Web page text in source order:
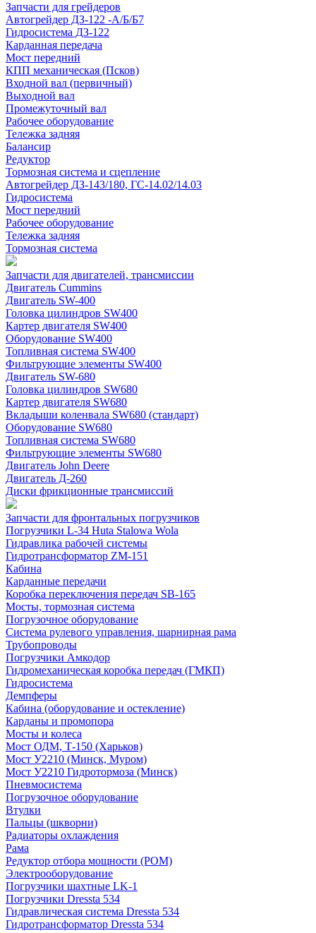
Запчасти для грейдеров
Автогрейдер ДЗ-122 -А/Б/Б7
Гидросистема ДЗ-122
Карданная передача
Мост передний
КПП механическая (Псков)
Входной вал (первичный)
Выходной вал
Промежуточный вал
Рабочее оборудование
Тележка задняя
Балансир
Редуктор
Тормозная система и сцепление
Автогрейдер ДЗ-143/180, ГС-14.02/14.03
Гидросистема
Мост передний
Рабочее оборудование
Тележка задняя
Тормозная система
Запчасти для двигателей, трансмиссии
Двигатель Cummins
Двигатель SW-400
Головка цилиндров SW400
Картер двигателя SW400
Оборудование SW400
Топливная система SW400
Фильтрующие элементы SW400
Двигатель SW-680
Головка цилиндров SW680
Картер двигателя SW680
Вкладыши коленвала SW680 (стандарт)
Оборудование SW680
Топливная система SW680
Фильтрующие элементы SW680
Двигатель John Deere
Двигатель Д-260
Диски фрикционные трансмиссий
Запчасти для фронтальных погрузчиков
Погрузчики L-34 Huta Stalowa Wola
Гидравлика рабочей системы
Гидротрансформатор ZM-151
Кабина
Карданные передачи
Коробка переключения передач SB-165
Мосты, тормозная система
Погрузочное оборудование
Система рулевого управления, шарнирная рама
Трубопроводы
Погрузчики Амкодор
Гидромеханическая коробка передач (ГМКП)
Гидросистема
Демпферы
Кабина (оборудование и остекление)
Карданы и промопора
Мосты и колеса
Мост ОДМ, Т-150 (Харьков)
Мост У2210 (Минск, Муром)
Мост У2210 Гидротормоза (Минск)
Пневмосистема
Погрузочное оборудование
Втулки
Пальцы (шкворни)
Радиаторы охлаждения
Рама
Редуктор отбора мощности (РОМ)
Электрооборудование
Погрузчики шахтные LK-1
Погрузчики Dressta 534
Гидравлическая система Dressta 534
Гидротрансформатор Dressta 534